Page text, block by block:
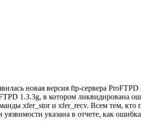
новая версия ftp-сервера
1.3.3g, в котором ликвидирована
xfer_stor и xfer_recv. Всем тем, кто
указана в отчете, как